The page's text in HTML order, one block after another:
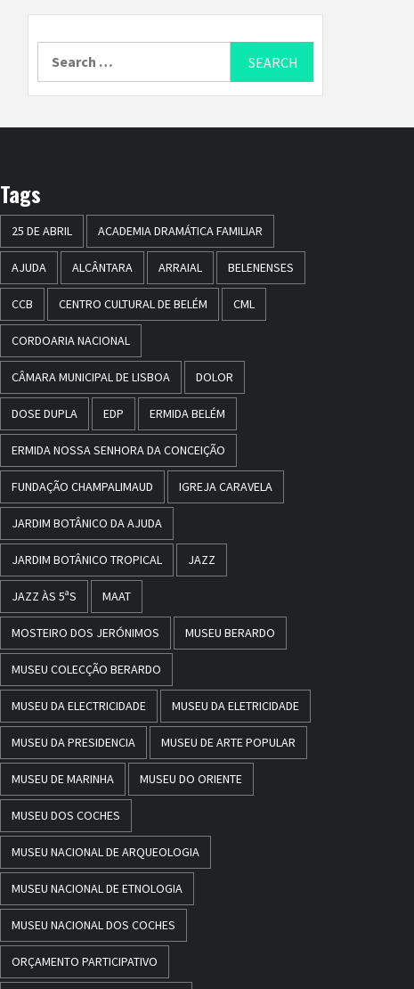
Tags
25 DE ABRIL ACADEMIA DRAMÁTICA FAMILIAR
AJUDA ALCÂNTARA ARRAIAL BELENENSES
CCB CENTRO CULTURAL DE BELÉM CML
CORDOARIA NACIONAL
CÂMARA MUNICIPAL DE LISBOA DOLOR
DOSE DUPLA EDP ERMIDA BELÉM
ERMIDA NOSSA SENHORA DA CONCEIÇÃO
FUNDAÇÃO CHAMPALIMAUD IGREJA CARAVELA
JARDIM BOTÂNICO DA AJUDA
JARDIM BOTÂNICO TROPICAL JAZZ
JAZZ ÀS 5ªS MAAT
MOSTEIRO DOS JERÓNIMOS MUSEU BERARDO
MUSEU COLECÇÃO BERARDO
MUSEU DA ELECTRICIDADE MUSEU DA ELETRICIDADE
MUSEU DA PRESIDENCIA MUSEU DE ARTE POPULAR
MUSEU DE MARINHA MUSEU DO ORIENTE
MUSEU DOS COCHES
MUSEU NACIONAL DE ARQUEOLOGIA
MUSEU NACIONAL DE ETNOLOGIA
MUSEU NACIONAL DOS COCHES
ORÇAMENTO PARTICIPATIVO